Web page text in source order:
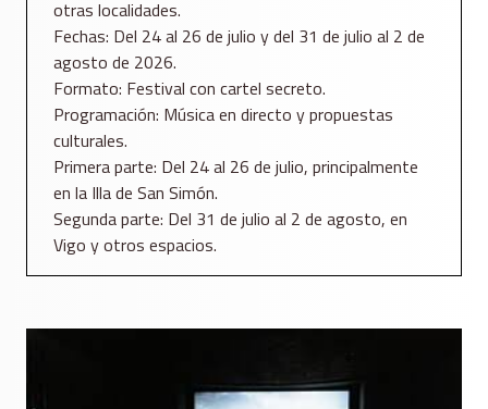
otras localidades.
Fechas: Del 24 al 26 de julio y del 31 de julio al 2 de
agosto de 2026.
Formato: Festival con cartel secreto.
Programación: Música en directo y propuestas
culturales.
Primera parte: Del 24 al 26 de julio, principalmente
en la Illa de San Simón.
Segunda parte: Del 31 de julio al 2 de agosto, en
Vigo y otros espacios.